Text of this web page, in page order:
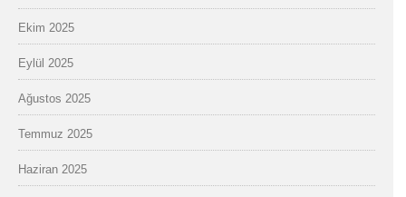
Ekim 2025
Eylül 2025
Ağustos 2025
Temmuz 2025
Haziran 2025